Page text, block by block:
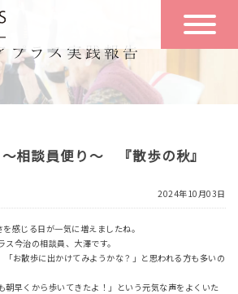
一日の流れ
空き状況
相談員便り～ 『散歩の秋』
2024年10月03日
感じる日が一気に増えましたね。
今治の相談員、大澤です。
「お散歩に出かけてみようかな？」と思われる方も多いの
朝早くから歩いてきたよ！」という元気な声をよくいた